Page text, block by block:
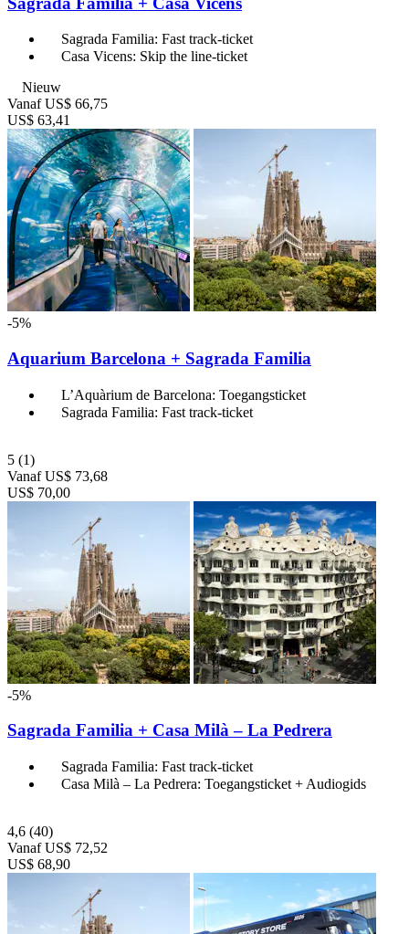
Sagrada Familia: Fast track-ticket
Casa Vicens: Skip the line-ticket
Nieuw
Vanaf US$ 66,75
US$ 63,41
-5%
Aquarium Barcelona + Sagrada Familia
L’Aquàrium de Barcelona: Toegangsticket
Sagrada Familia: Fast track-ticket
5 (1)
Vanaf US$ 73,68
US$ 70,00
-5%
Sagrada Familia + Casa Milà – La Pedrera
Sagrada Familia: Fast track-ticket
Casa Milà – La Pedrera: Toegangsticket + Audiogids
4,6 (40)
Vanaf US$ 72,52
US$ 68,90